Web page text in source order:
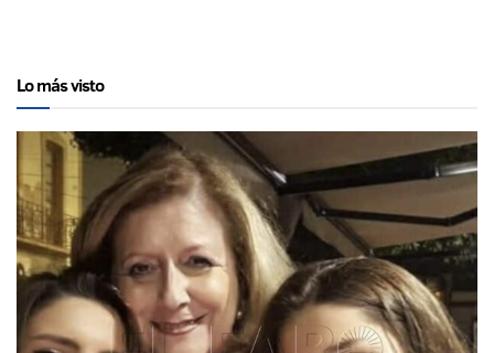
Lo más visto